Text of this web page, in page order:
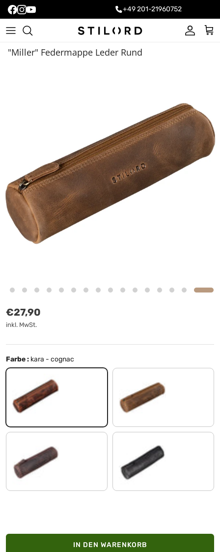
+49 201-21960752
Konto
"Miller" Federmappe Leder Rund
Normaler Preis
€27,90
inkl. MwSt.
Farbe : kara - cognac
kara - cognac mittel - braun
dunkel - braun schwarz
IN DEN WARENKORB